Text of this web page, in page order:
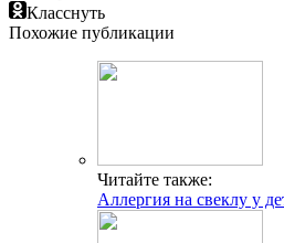
Класснуть
Похожие публикации
Читайте также:
Аллергия на свеклу у